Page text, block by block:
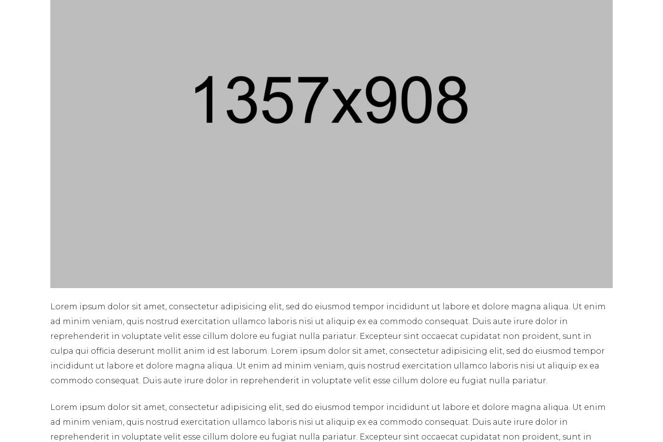
Lorem ipsum dolor sit amet, consectetur adipisicing elit, sed do eiusmod tempor incididunt ut labore et dolore magna aliqua. Ut enim
ad minim veniam, quis nostrud exercitation ullamco laboris nisi ut aliquip ex ea commodo consequat. Duis aute irure dolor in
reprehenderit in voluptate velit esse cillum dolore eu fugiat nulla pariatur. Excepteur sint occaecat cupidatat non proident, sunt in
culpa qui officia deserunt mollit anim id est laborum. Lorem ipsum dolor sit amet, consectetur adipisicing elit, sed do eiusmod tempor
incididunt ut labore et dolore magna aliqua. Ut enim ad minim veniam, quis nostrud exercitation ullamco laboris nisi ut aliquip ex ea
commodo consequat. Duis aute irure dolor in reprehenderit in voluptate velit esse cillum dolore eu fugiat nulla pariatur.
Lorem ipsum dolor sit amet, consectetur adipisicing elit, sed do eiusmod tempor incididunt ut labore et dolore magna aliqua. Ut enim
ad minim veniam, quis nostrud exercitation ullamco laboris nisi ut aliquip ex ea commodo consequat. Duis aute irure dolor in
reprehenderit in voluptate velit esse cillum dolore eu fugiat nulla pariatur. Excepteur sint occaecat cupidatat non proident, sunt in